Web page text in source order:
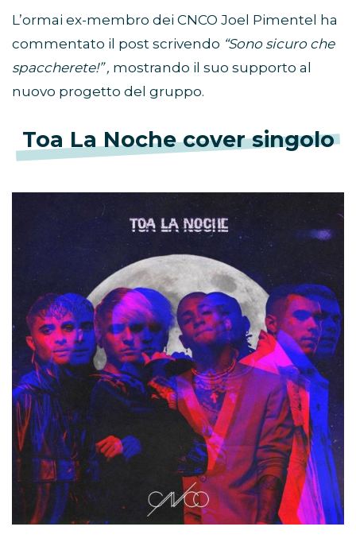
L’ormai ex-membro dei CNCO Joel Pimentel ha
commentato il post scrivendo “Sono sicuro che
spaccherete!” , mostrando il suo supporto al
nuovo progetto del gruppo.
Toa La Noche cover singolo